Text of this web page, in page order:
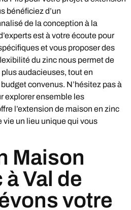
bénéficiez d’un
de la conception à la
est à votre écoute pour
et vous proposer des
du zinc nous permet de
audacieuses, tout en
convenus. N’hésitez pas à
explorer ensemble les
l’extension de maison en zinc
vie un lieu unique qui vous
Maison
Val de
votre